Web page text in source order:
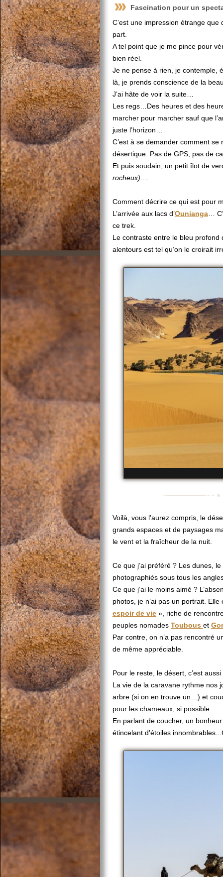
Fascination pour un
C’est une impression étrange
part.
A tel point que je me pince pour
bien réel.
Je ne pense à rien, je contemple,
là, je prends conscience de la
J’ai hâte de voir la suite…
Les regs…Des heures et des
marcher pour marcher sauf que
juste l’horizon…
C’est à se demander comment
désertique. Pas de GPS, pas de
Et puis soudain, un petit îlot de
rocheux)
Comment décrire ce qui est pour
L’arrivée aux lacs d’Ounianga …
ce trek.
Le contraste entre le bleu
alentours est tel qu’on le croirait
Voilà, vous l’aurez compris, le
grands espaces et de paysages
le vent et la fraîcheur de la nuit.
Ce que j’ai préféré ? Les dunes,
photographiés sous tous les
Ce que j’ai le moins aimé ?
photos, je n’ai pas un portrait.
espoir de vie », riche de
peuples nomades Toubous et
Par contre, on n’a pas rencontré
de même appréciable.
Pour le reste, le désert, c’est
La vie de la caravane rythme nos
arbre (si on en trouve un…) et
pour les chameaux, si possible…
En parlant de coucher, un
étincelant d'étoiles